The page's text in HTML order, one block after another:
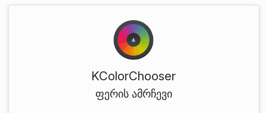
KColorChooser
ფერის ამრჩევი